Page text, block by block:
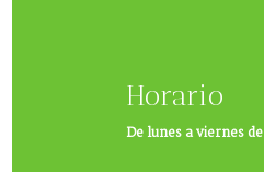
Horario
De lunes a viernes